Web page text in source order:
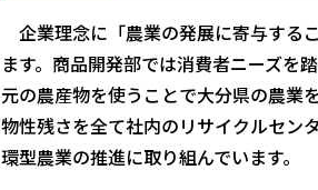
企業理念に「農業の発展に寄与する
ます。商品開発部では消費者ニーズを
元の農産物を使うことで大分県の農業
物性残さを全て社内のリサイクルセン
環型農業の推進に取り組んでいます。